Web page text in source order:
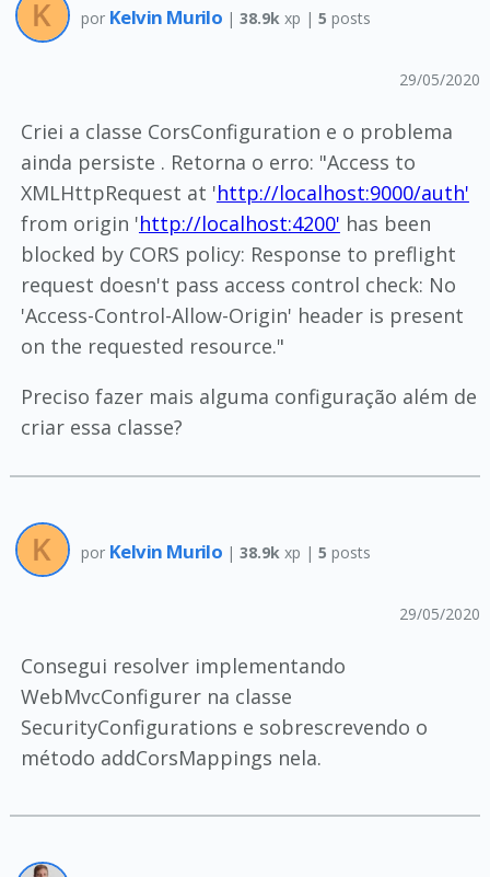
por Kelvin Murilo | 38.9kxp | 5 posts
29/05/2020
Criei a classe CorsConfiguration e o problema
ainda persiste . Retorna o erro: "Access to
XMLHttpRequest at 'http://localhost:9000/auth'
from origin 'http://localhost:4200' has been
blocked by CORS policy: Response to preflight
request doesn't pass access control check: No
'Access-Control-Allow-Origin' header is present
on the requested resource."
Preciso fazer mais alguma configuração além de
criar essa classe?
por Kelvin Murilo | 38.9kxp | 5 posts
29/05/2020
Consegui resolver implementando
WebMvcConfigurer na classe
SecurityConfigurations e sobrescrevendo o
método addCorsMappings nela.